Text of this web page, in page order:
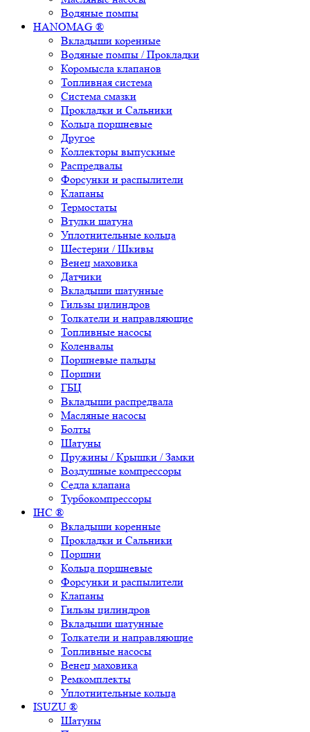
Водяные помпы
HANOMAG ®
Вкладыши коренные
Водяные помпы / Прокладки
Коромысла клапанов
Топливная система
Система смазки
Прокладки и Сальники
Кольца поршневые
Другое
Коллекторы выпускные
Распредвалы
Форсунки и распылители
Клапаны
Термостаты
Втулки шатуна
Уплотнительные кольца
Шестерни / Шкивы
Венец маховика
Датчики
Вкладыши шатунные
Гильзы цилиндров
Толкатели и направляющие
Топливные насосы
Коленвалы
Поршневые пальцы
Поршни
ГБЦ
Вкладыши распредвала
Масляные насосы
Болты
Шатуны
Пружины / Крышки / Замки
Воздушные компрессоры
Седла клапана
Турбокомпрессоры
IHC ®
Вкладыши коренные
Прокладки и Сальники
Поршни
Кольца поршневые
Форсунки и распылители
Клапаны
Гильзы цилиндров
Вкладыши шатунные
Толкатели и направляющие
Топливные насосы
Венец маховика
Ремкомплекты
Уплотнительные кольца
ISUZU ®
Шатуны